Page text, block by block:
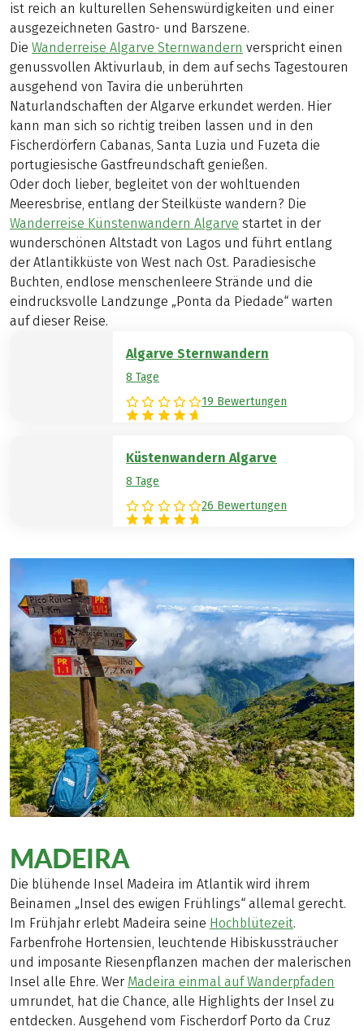
ist reich an kulturellen Sehenswürdigkeiten und einer
ausgezeichneten Gastro- und Barszene.
Die Wanderreise Algarve Sternwandern verspricht einen
genussvollen Aktivurlaub, in dem auf sechs Tagestouren
ausgehend von Tavira die unberührten
Naturlandschaften der Algarve erkundet werden. Hier
kann man sich so richtig treiben lassen und in den
Fischerdörfern Cabanas, Santa Luzia und Fuzeta die
portugiesische Gastfreundschaft genießen.
Oder doch lieber, begleitet von der wohltuenden
Meeresbrise, entlang der Steilküste wandern? Die
Wanderreise Künstenwandern Algarve startet in der
wunderschönen Altstadt von Lagos und führt entlang
der Atlantikküste von West nach Ost. Paradiesische
Buchten, endlose menschenleere Strände und die
eindrucksvolle Landzunge „Ponta da Piedade“ warten
auf dieser Reise.
Algarve Sternwandern
8 Tage
19 Bewertungen
Küstenwandern Algarve
8 Tage
26 Bewertungen
MADEIRA
Die blühende Insel Madeira im Atlantik wird ihrem
Beinamen „Insel des ewigen Frühlings“ allemal gerecht.
Im Frühjahr erlebt Madeira seine Hochblütezeit.
Farbenfrohe Hortensien, leuchtende Hibiskussträucher
und imposante Riesenpflanzen machen der malerischen
Insel alle Ehre. Wer Madeira einmal auf Wanderpfaden
umrundet, hat die Chance, alle Highlights der Insel zu
entdecken. Ausgehend vom Fischerdorf Porto da Cruz